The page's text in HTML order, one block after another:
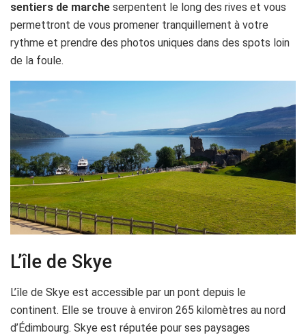
sentiers de marche serpentent le long des rives et vous
permettront de vous promener tranquillement à votre
rythme et prendre des photos uniques dans des spots loin
de la foule.
L’île de Skye
L’île de Skye est accessible par un pont depuis le
continent. Elle se trouve à environ 265 kilomètres au nord
d’Édimbourg. Skye est réputée pour ses paysages